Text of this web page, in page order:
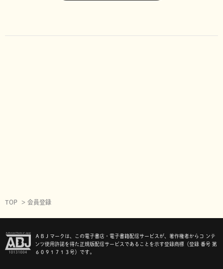
TOP 会員登録
ＡＢＪマークは、この電子書店・電子書籍配信サービスが、著作権者からコ ンテ
ンツ使用許諾を得た正規版配信サービスであることを示す登録商標（登録 番号 第
６０９１７１３号）です。